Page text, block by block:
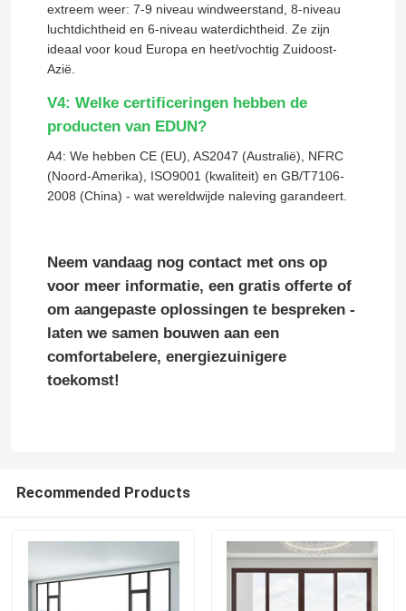
extreem weer: 7-9 niveau windweerstand, 8-niveau
luchtdichtheid en 6-niveau waterdichtheid. Ze zijn
ideaal voor koud Europa en heet/vochtig Zuidoost-
Azië.
V4: Welke certificeringen hebben de
producten van EDUN?
A4: We hebben CE (EU), AS2047 (Australië), NFRC
(Noord-Amerika), ISO9001 (kwaliteit) en GB/T7106-
2008 (China) - wat wereldwijde naleving garandeert.
Neem vandaag nog contact met ons op
voor meer informatie, een gratis offerte of
om aangepaste oplossingen te bespreken -
laten we samen bouwen aan een
comfortabelere, energiezuinigere
toekomst!
Recommended Products